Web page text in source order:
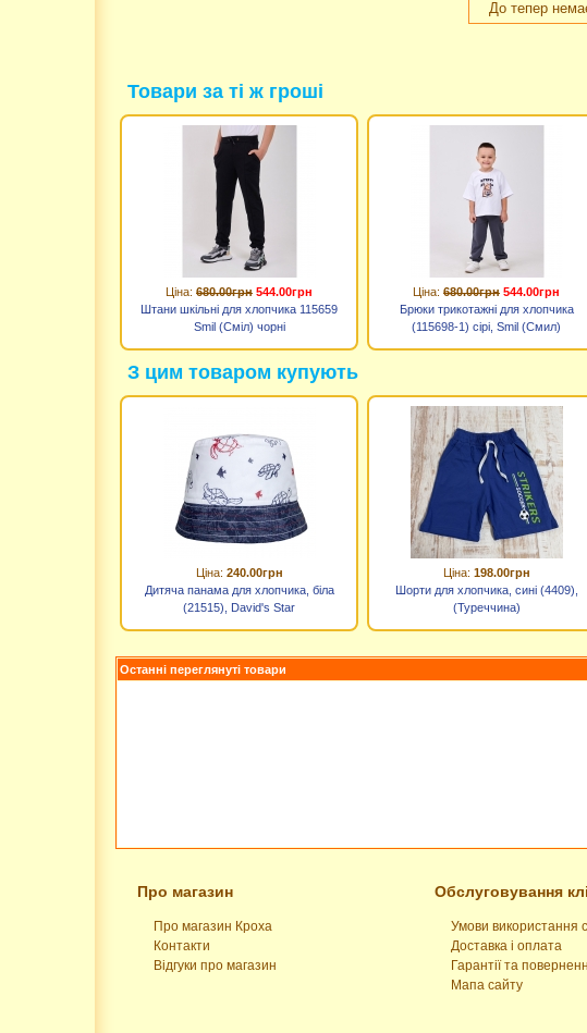
До тепер
Товари за ті ж гроші
Ціна: 680.00грн 544.00грн
Штани шкільні для хлопчика 115659
Smil (Сміл) чорні
Ціна: 680.00грн 544.00грн
Брюки трикотажні для хлопчика
(115698-1) сірі, Smil (Смил)
З цим товаром купують
Ціна: 240.00грн
Дитяча панама для хлопчика, біла
(21515), David's Star
Ціна: 198.00грн
Шорти для хлопчика, сині (4409),
(Туреччина)
Останні переглянуті товари
Про магазин
Про магазин Кроха
Контакти
Відгуки про магазин
Обслуговування
Умови використання
Доставка і оплата
Гарантії та
Мапа сайту